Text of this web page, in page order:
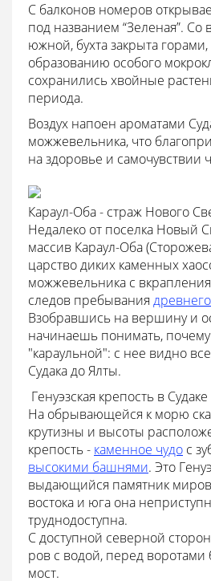
С балконов номеров
под названием “Зеленая”. Со
южной, бухта закрыта
образованию особого
сохранились хвойные
периода.
Воздух напоен ароматами
можжевельника, что
на здоровье и самочувствии
Караул-Оба - страж Нового
Недалеко от поселка Новый
массив Караул-Оба
царство диких каменных
можжевельника с
следов пребывания
Взобравшись на вершину и
начинаешь понимать, почему
"караульной": с нее видно
Судака до Ялты.
 Генуэзская крепость в Судаке
На обрывающейся к морю
крутизны и высоты
крепость - каменное чудо с
высокими башнями. Это
выдающийся памятник
востока и юга она
труднодоступна.
С доступной северной
ров с водой, перед
мост.